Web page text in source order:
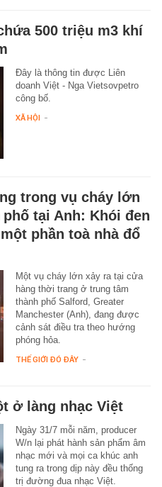
500 triệu m3 khí
Đây là thông tin được Liên
doanh Việt - Nga Vietsovpetro
công bố.
XÃ HỘI -
trong vụ cháy lớn
tại Anh: Khói đen
phần toà nhà đổ
Một vụ cháy lớn xảy ra tại cửa
hàng thời trang ở trung tâm
thành phố Salford, Greater
Manchester (Anh), đang được
cảnh sát điều tra theo hướng
phóng hỏa.
THẾ GIỚI ĐÓ ĐÂY -
ở làng nhạc Việt
Ngày 31/7 mỗi năm, producer
W/n lại phát hành sản phẩm âm
nhạc mới và mọi ca khúc anh
tung ra trong dịp này đều thống
trị đường đua nhạc Việt.